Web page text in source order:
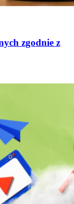
zgodnie z